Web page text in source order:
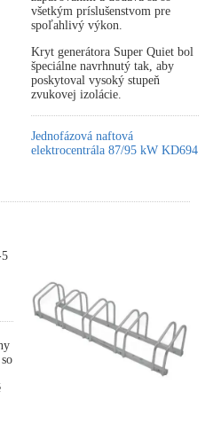
všetkým príslušenstvom pre
spoľahlivý výkon.
Kryt generátora Super Quiet bol
špeciálne navrhnutý tak, aby
poskytoval vysoký stupeň
zvukovej izolácie.
Jednofázová naftová
elektrocentrála 87/95 kW KD694